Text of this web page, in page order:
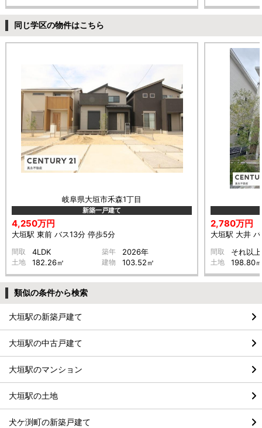
同じ学区の物件はこちら
岐阜県大垣市禾森1丁目
新築一戸建て
4,250万円
大垣駅 東前 バス13分 停歩5分
間取 4LDK 築年 2026年
土地 182.26㎡ 建物 103.52㎡
2,780万円
大垣駅 大井
間取 それ以上
土地 198.80
類似の条件から検索
大垣駅の新築戸建て
大垣駅の中古戸建て
大垣駅のマンション
大垣駅の土地
犬ケ渕町の新築戸建て